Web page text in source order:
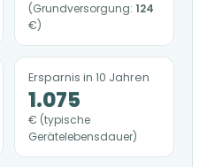
(Grundversorgung: 124
€)
Ersparnis in 10 Jahren
1.075
€ (typische
Gerätelebensdauer)